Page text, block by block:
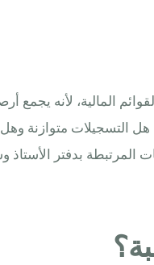
المالية، لأنه
المرتبطة بدفتر